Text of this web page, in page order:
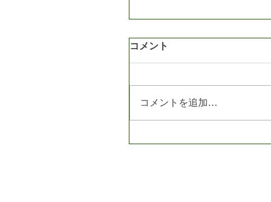
コメント
コメントを追加…